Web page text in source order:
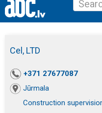
Cel, LTD
+371 27677087
Jūrmala
Construction